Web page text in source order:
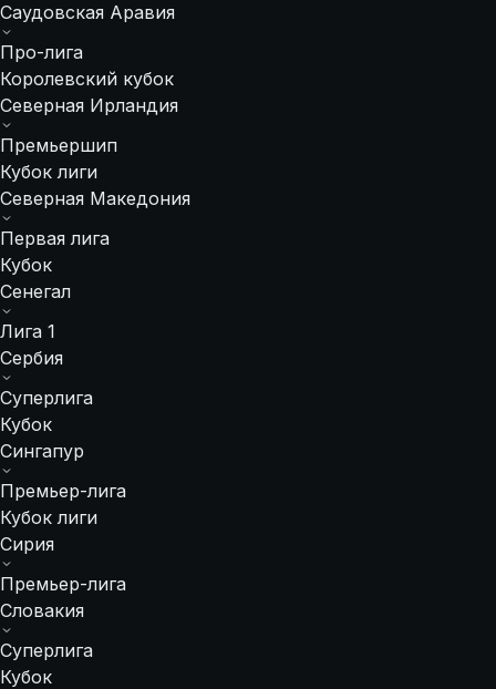
Саудовская Аравия
Про-лига
Королевский кубок
Северная Ирландия
Премьершип
Кубок лиги
Северная Македония
Первая лига
Кубок
Сенегал
Лига 1
Сербия
Суперлига
Кубок
Сингапур
Премьер-лига
Кубок лиги
Сирия
Премьер-лига
Словакия
Суперлига
Кубок